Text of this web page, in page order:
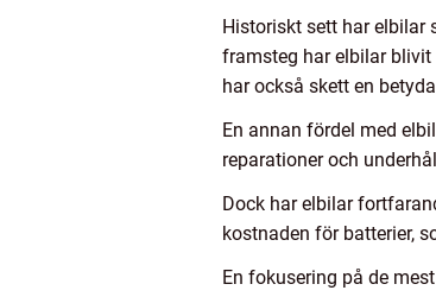
Historiskt sett har elbilar
framsteg har elbilar
har också skett en
En annan fördel med
reparationer och
Dock har elbilar
kostnaden för batterier,
En fokusering på de